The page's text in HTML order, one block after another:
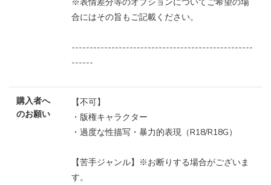
※表情差分等のオプションについてご希望の場
合にはその旨もご記載ください。
--------------------------------------------------
------
購入者へ
のお願い
【不可】
・版権キャラクター
・過度な性描写・暴力的表現（R18/R18G）
【苦手ジャンル】※お断りする場合がございま
す。